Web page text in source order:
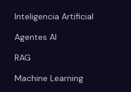
Inteligencia Artificial
Agentes AI
RAG
Machine Learning